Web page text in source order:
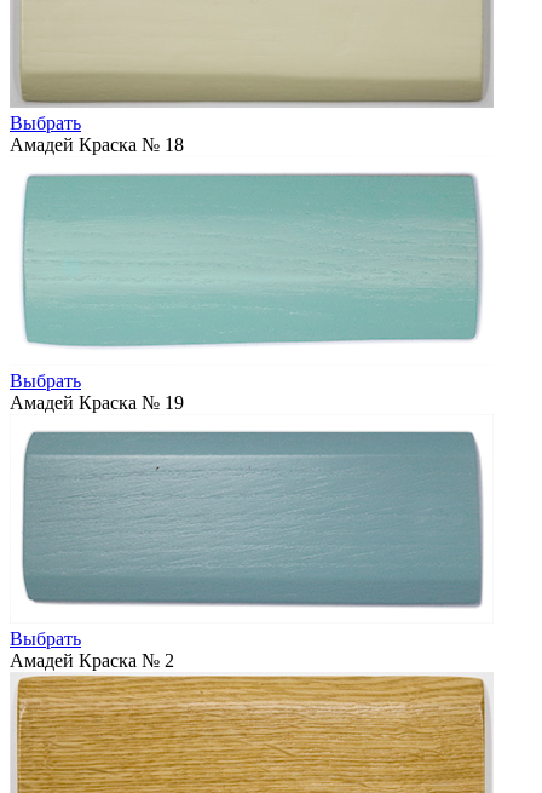
Выбрать
Амадей Краска № 18
Выбрать
Амадей Краска № 19
Выбрать
Амадей Краска № 2